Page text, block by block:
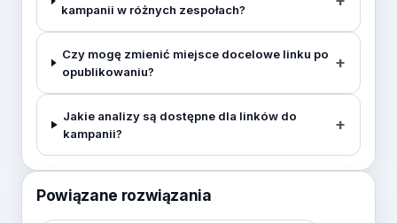
kampanii w różnych zespołach?
Czy mogę zmienić miejsce docelowe linku po
opublikowaniu?
Jakie analizy są dostępne dla linków do
kampanii?
Powiązane rozwiązania